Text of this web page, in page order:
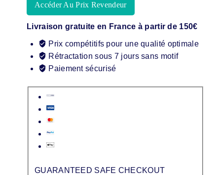
Accéder Au Prix Revendeur
Livraison gratuite en France à partir de 150€
Prix compétitifs pour une qualité optimale
Rétractation sous 7 jours sans motif
Paiement sécurisé
GUARANTEED SAFE CHECKOUT